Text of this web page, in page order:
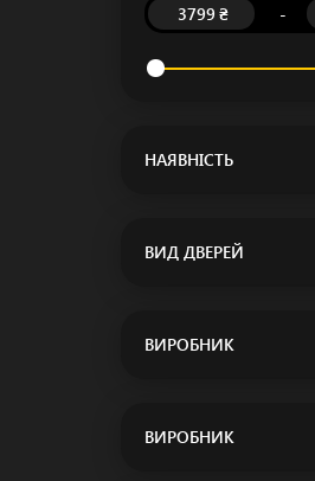
₴ -
НАЯВНІСТЬ
ВИД ДВЕРЕЙ
ВИРОБНИК
ВИРОБНИК